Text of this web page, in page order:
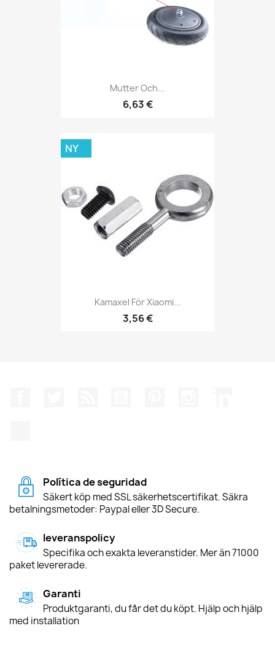
Mutter Och...
6,63 €
Kamaxel För Xiaomi...
3,56 €
NY
Política de seguridad
Säkert köp med SSL säkerhetscertifikat. Säkra
betalningsmetoder: Paypal eller 3D Secure.
leveranspolicy
Specifika och exakta leveranstider. Mer än 71000
paket levererade.
Garanti
Produktgaranti, du får det du köpt. Hjälp och hjälp
med installation